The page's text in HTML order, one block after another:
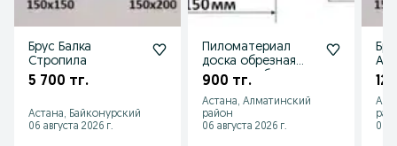
Брус Балка
Стропила
5 700 тг.
Астана, Байконурский
06 августа 2026 г.
Пиломатериал
доска обрезная
стропила брус
900 тг.
Астана, Алматинский
район
06 августа 2026 г.
06